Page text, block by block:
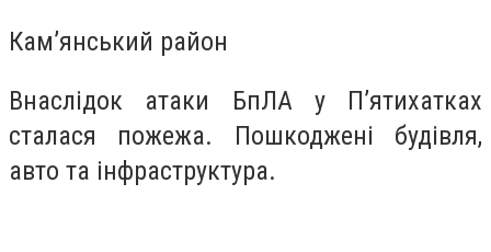
Кам’янський район
Внаслідок атаки БпЛА у Пʼятихатках
сталася пожежа. Пошкоджені будівля,
авто та інфраструктура.